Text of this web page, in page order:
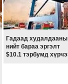
Гадаад худалдааны
нийт бараа эргэлт
$10.1 тэрбумд